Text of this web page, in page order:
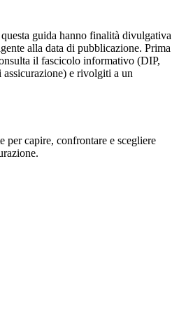
guida hanno finalità divulgativa
alla data di pubblicazione. Prima
il fascicolo informativo (DIP,
e rivolgiti a un
per capire, confrontare e scegliere